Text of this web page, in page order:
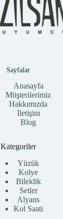
Sayfalar
Anasayfa
Müşterilerimiz
Hakkımızda
İletişim
Blog
Kategoriler
Yüzük
Kolye
Bileklik
Setler
Alyans
Kol Saati